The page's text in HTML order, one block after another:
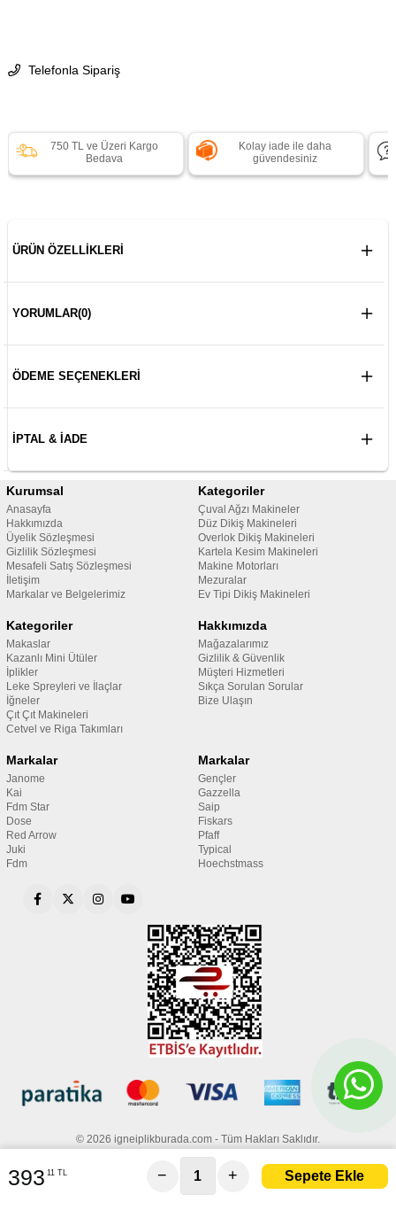
Telefonla Sipariş
750 TL ve Üzeri Kargo
Bedava
Kolay iade ile daha
güvendesiniz
ÜRÜN ÖZELLIKLERI
YORUMLAR(0)
ÖDEME SEÇENEKLERI
İPTAL & İADE
Kurumsal
Anasayfa
Hakkımızda
Üyelik Sözleşmesi
Gizlilik Sözleşmesi
Mesafeli Satış Sözleşmesi
İletişim
Markalar ve Belgelerimiz
Kategoriler
Çuval Ağzı Makineler
Düz Dikiş Makineleri
Overlok Dikiş Makineleri
Kartela Kesim Makineleri
Makine Motorları
Mezuralar
Ev Tipi Dikiş Makineleri
Kategoriler
Makaslar
Kazanlı Mini Ütüler
İplikler
Leke Spreyleri ve İlaçlar
İğneler
Çıt Çıt Makineleri
Cetvel ve Riga Takımları
Hakkımızda
Mağazalarımız
Gizlilik & Güvenlik
Müşteri Hizmetleri
Sıkça Sorulan Sorular
Bize Ulaşın
Markalar
Janome
Kai
Fdm Star
Dose
Red Arrow
Juki
Fdm
Markalar
Gençler
Gazzella
Saip
Fiskars
Pfaff
Typical
Hoechstmass
© 2026 igneiplikburada.com - Tüm Hakları Saklıdır.
393 11 TL − +